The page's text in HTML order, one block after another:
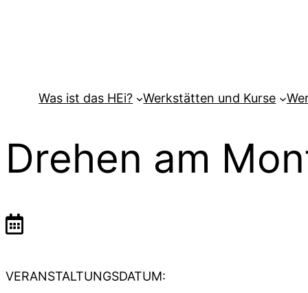
Was ist das HEi? Werkstätten und Kurse
Drehen am
VERANSTALTUNGSDATUM: